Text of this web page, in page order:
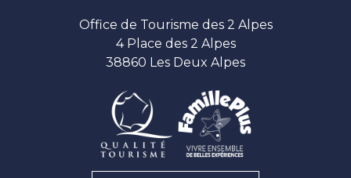
Office de Tourisme des 2 Alpes
4 Place des 2 Alpes
38860 Les Deux Alpes